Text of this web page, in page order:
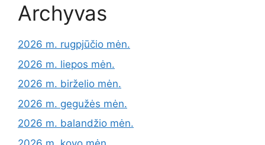
Archyvas
2026 m. rugpjūčio mėn.
2026 m. liepos mėn.
2026 m. birželio mėn.
2026 m. gegužės mėn.
2026 m. balandžio mėn.